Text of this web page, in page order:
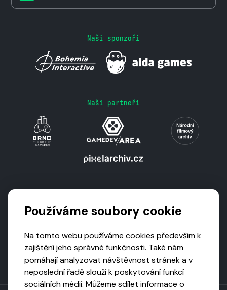
Naši sponzoři
Naši partneři
Používáme soubory cookie
Na tomto webu používáme cookies především k
zajištění jeho správné funkčnosti. Také nám
pomáhají analyzovat návštěvnost stránek a v
neposlední řadě slouží k poskytování funkcí
sociálních médií. Můžeme sdílet informace o